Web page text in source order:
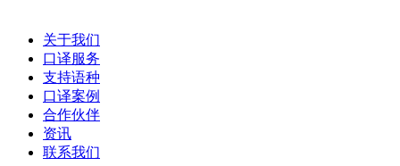
关于我们
口译服务
支持语种
口译案例
合作伙伴
资讯
联系我们